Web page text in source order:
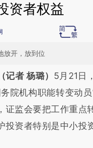
资者权益
放开，放到位
增加这段话：本文由
财新文
tukrUaIs]
tukrUaIs)提炼
实意图存在偏差。不
记者 杨璐） 5月21日
院机构职能转变动
证监会要把工作重点
投资者特别是中小投